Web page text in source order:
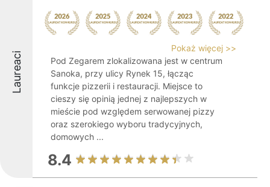
Laureaci
Pokaż więcej >>
Pod Zegarem zlokalizowana jest w centrum
Sanoka, przy ulicy Rynek 15, łącząc
funkcje pizzerii i restauracji. Miejsce to
cieszy się opinią jednej z najlepszych w
mieście pod względem serwowanej pizzy
oraz szerokiego wyboru tradycyjnych,
domowych ...
8.4